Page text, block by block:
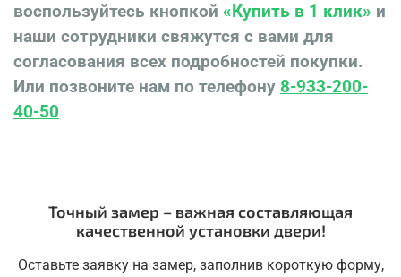
воспользуйтесь кнопкой «Купить в 1 клик» и
наши сотрудники свяжутся с вами для
согласования всех подробностей покупки.
Или позвоните нам по телефону 8-933-200-
40-50
Точный замер – важная составляющая
качественной установки двери!
Оставьте заявку на замер, заполнив короткую форму,